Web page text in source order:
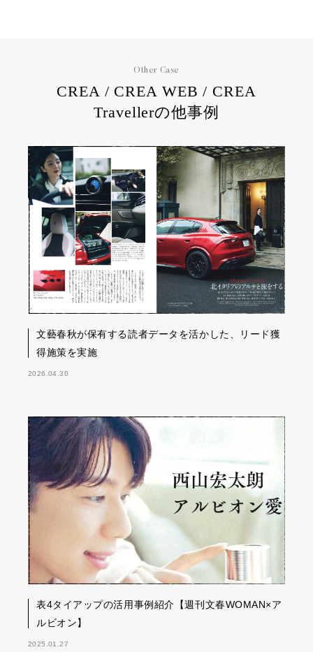
Other Case
CREA / CREA WEB / CREA
Travellerの他事例
文藝春秋が保有する読者データを活かした、リード獲
得施策を実施
2026.04.30
表4タイアップの活用事例紹介【週刊文春WOMAN×ア
ルビオン】
2025.01.27